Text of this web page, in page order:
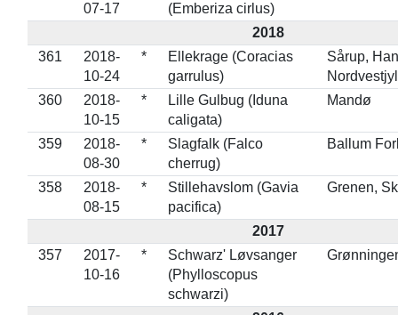
07-17
(Emberiza cirlus)
2018
361
2018-
10-24
*
Ellekrage (Coracias
garrulus)
Sårup,
360
2018-
10-15
*
Lille Gulbug (Iduna
caligata)
Mandø
359
2018-
08-30
*
Slagfalk (Falco
cherrug)
Ballum
358
2018-
08-15
*
Stillehavslom (Gavia
pacifica)
Grenen,
2017
357
2017-
10-16
*
Schwarz' Løvsanger
(Phylloscopus
schwarzi)